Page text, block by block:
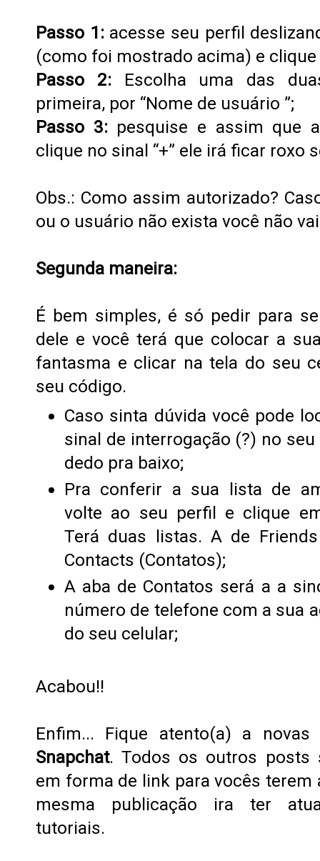
Passo 1:acesse seu perfil
(como foi mostrado acima) e clique
Passo 2:Escolha uma das
primeira, por “Nome de usuário ”;
Passo 3: pesquise e assim que
clique no sinal “+” ele irá ficar roxo
Obs.: Como assim autorizado?
ou o usuário não exista você não
Segunda maneira:
É bem simples, é só pedir para
dele e você terá que colocar a
fantasma e clicar na tela do seu
seu código.
Caso sinta dúvida você pode
sinal de interrogação (?) no
dedo pra baixo;
Pra conferir a sua lista de
volte ao seu perfil e clique
Terá duas listas. A de
Contacts (Contatos);
A aba de Contatos será a a
número de telefone com a sua
do seu celular;
Acabou!!
Enfim... Fique atento(a) a
Snapchat. Todos os outros posts
em forma de link para vocês terem
mesma publicação ira ter
tutoriais.